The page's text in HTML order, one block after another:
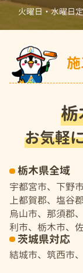
火曜日・水曜日
お気軽
栃木県全域
宇都宮市、下野
上都賀郡、塩谷
烏山市、那須郡
利市、栃木市、
茨城県対応
結城市、筑西市